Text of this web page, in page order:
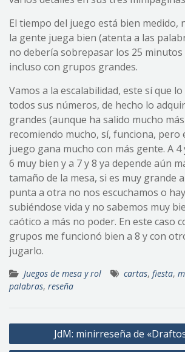
El tiempo del juego está bien medido,
la gente juega bien (atenta a las
no debería sobrepasar los 25 minutos
incluso con grupos grandes.
Vamos a la escalabilidad, este sí que
todos sus números, de hecho lo
grandes (aunque ha salido mucho
recomiendo mucho, sí, funciona, pero
juego gana mucho con más gente. A 4
6 muy bien y a 7 y 8 ya depende aún
tamaño de la mesa, si es muy grande
punta a otra no nos escuchamos o
subiéndose vida y no sabemos muy
caótico a más no poder. En este caso
grupos me funcionó bien a 8 y con
jugarlo.
Juegos de mesa y rol cartas, fiesta,
palabras, reseña
Navegación
de
JdM: minirreseña de